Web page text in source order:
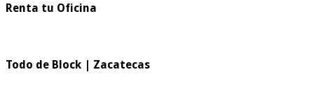
Renta tu Oficina
Todo de Block | Zacatecas